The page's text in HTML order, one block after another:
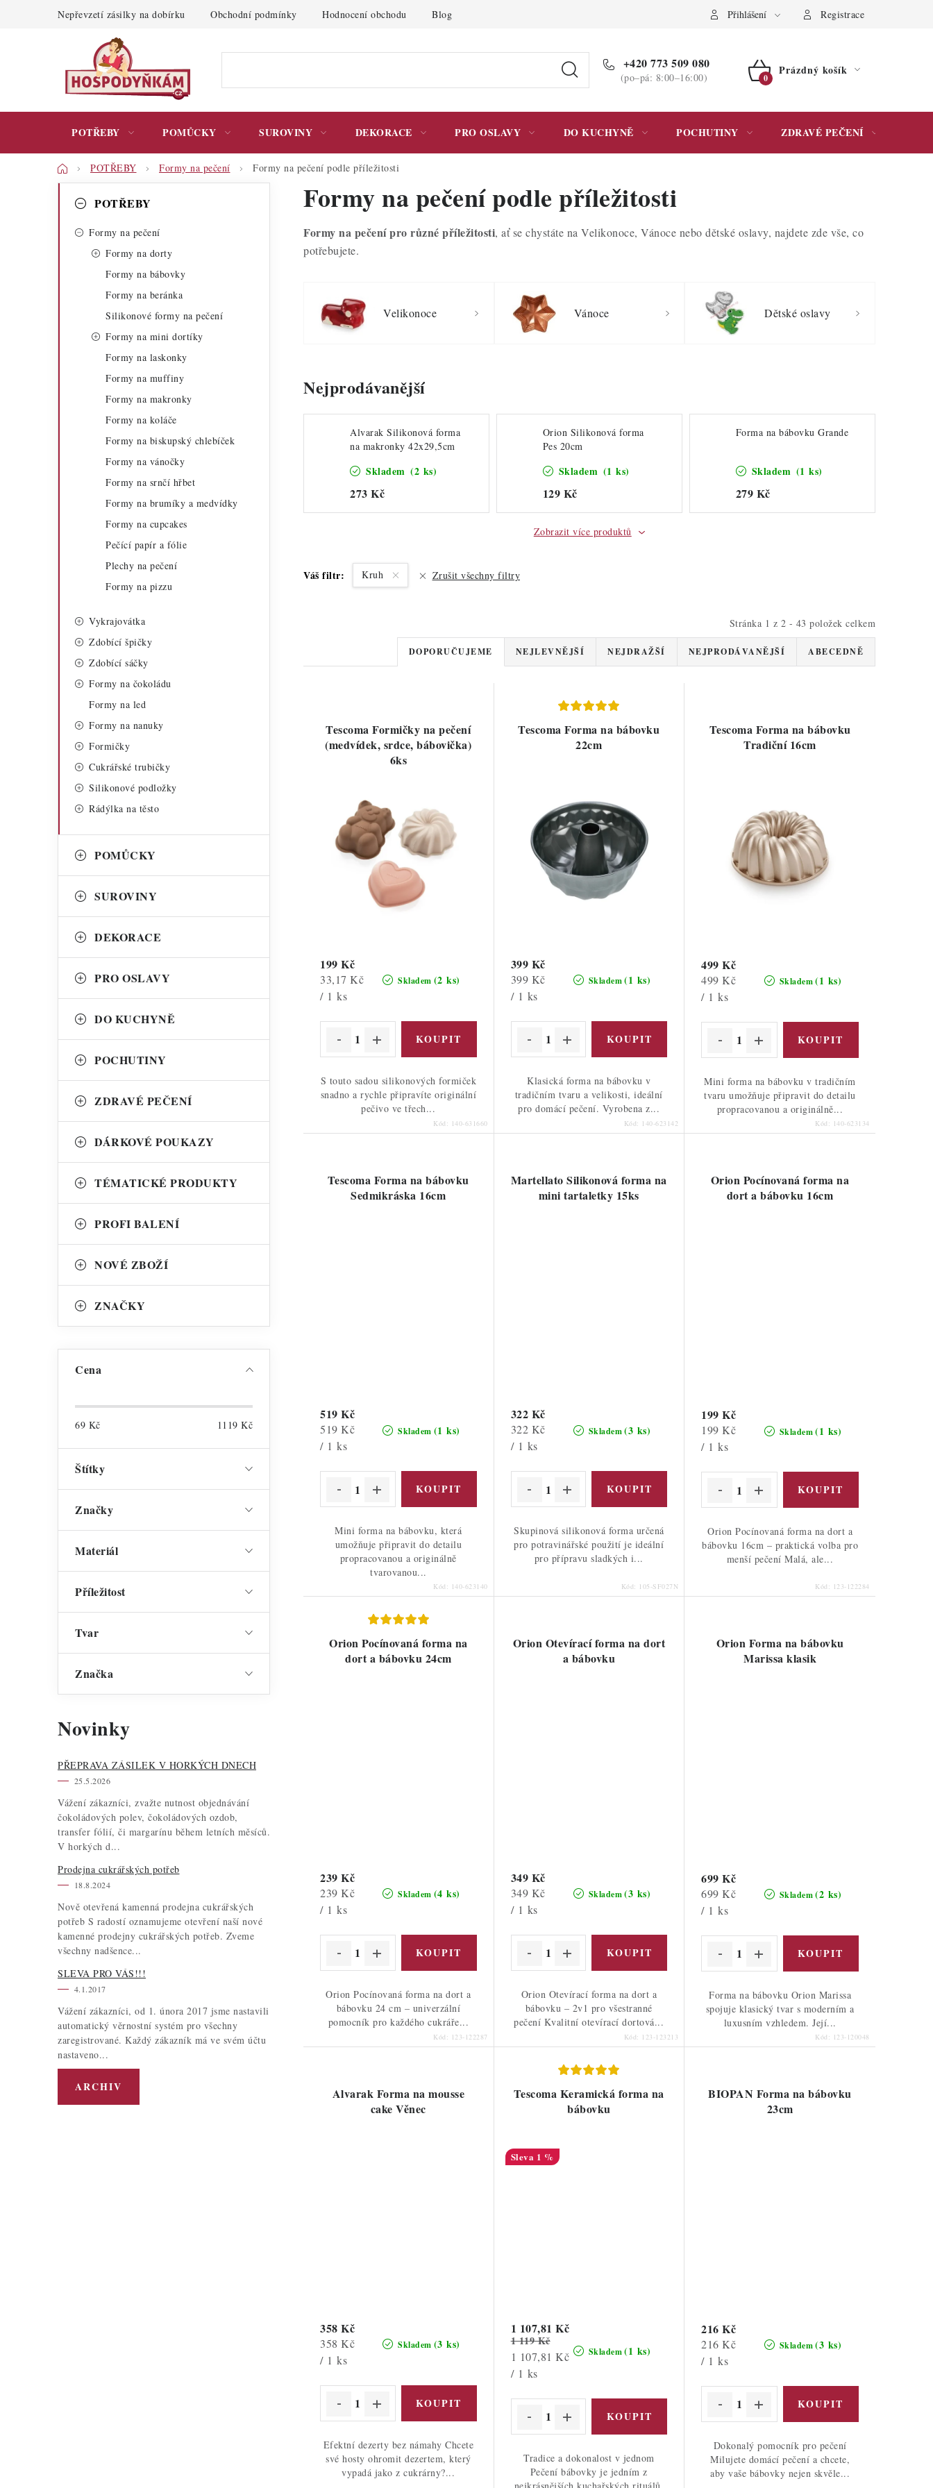
Nepřevzetí zásilky na dobírku Obchodní podmínky Hodnocení obchodu Blog Podmínky ochrany osobních údajů Přihlášení Registrace
+420 773 509 080
(po–pá: 8:00–16:00)
NÁKUPNÍ
Prázdný košík
POTŘEBY POMŮCKY SUROVINY DEKORACE PRO OSLAVY DO KUCHYNĚ POCHUTINY ZDRAVÉ PEČENÍ
DomůPOTŘEBY Formy na pečení Formy na pečení podle příležitosti
kategoriePOTŘEBY
Formy na pečení
Formy na dorty
Formy na bábovky
Formy na beránka
Silikonové formy na pečení
Formy na mini dortíky
Formy na laskonky
Formy na muffiny
Formy na makronky
Formy na koláče
Formy na biskupský chlebíček
Formy na vánočky
Formy na srnčí hřbet
Formy na brumíky a medvídky
Formy na cupcakes
Pečící papír a fólie
Plechy na pečení
Formy na pizzu
Vykrajovátka
Zdobící špičky
Zdobící sáčky
Formy na čokoládu
Formy na led
Formy na nanuky
Formičky
Cukrářské trubičky
Silikonové podložky
Rádýlka na těsto
POMŮCKY
SUROVINY
DEKORACE
PRO OSLAVY
DO KUCHYNĚ
POCHUTINY
ZDRAVÉ PEČENÍ
DÁRKOVÉ POUKAZY
TÉMATICKÉ PRODUKTY
PROFI BALENÍ
NOVÉ ZBOŽÍ
ZNAČKY
Cena
69 Kč 1119 Kč
Štítky
Značky
Materiál
Příležitost
Tvar
Značka
Novinky
PŘEPRAVA ZÁSILEK V HORKÝCH DNECH
25.5.2026
Vážení zákazníci, zvažte nutnost objednávání
čokoládových polev, čokoládových ozdob,
transfer fólií, či margarínu během letních měsíců.
V horkých d...
Prodejna cukrářských potřeb
18.8.2024
Nově otevřená kamenná prodejna cukrářských
potřeb S radostí oznamujeme otevření naší nové
kamenné prodejny cukrářských potřeb. Zveme
všechny nadšence...
SLEVA PRO VÁS!!!
4.1.2017
Vážení zákazníci, od 1. února 2017 jsme nastavili
automatický věrnostní systém pro všechny
zaregistrované. Každý zákazník má ve svém účtu
nastaveno...
ARCHIV
Formy na pečení podle příležitosti
Formy na pečení pro různé příležitosti, ať se chystáte na Velikonoce, Vánoce nebo dětské oslavy, najdete zde vše, co
potřebujete.
Velikonoce Vánoce Dětské oslavy
Nejprodávanější
Alvarak Silikonová forma
na makronky 42x29,5cm
Skladem (2 ks)
273 Kč
Orion Silikonová forma
Pes 20cm
Skladem (1 ks)
129 Kč
Forma na bábovku Grande
Skladem (1 ks)
279 Kč
Zobrazit více produktů
Váš filtr: Kruh Zrušit všechny filtry
Stránka 1 z 2 - 43 položek celkem
Ř
a
e
n
r
o
d
u
ů
DOPORUČUJEME NEJLEVNĚJŠÍ NEJDRAŽŠÍ NEJPRODÁVANĚJŠÍ ABECEDNĚ
Tescoma Formičky na pečení
(medvídek, srdce, bábovička)
6ks
Skladem (2 ks)
199 Kč
Měrná
cena:
33,17 Kč
/ 1 ks
S touto sadou silikonových formiček
snadno a rychle připravíte originální
pečivo ve třech...
Kód: 140-631660
Tescoma Forma na bábovku
22cm
Skladem (1 ks)
399 Kč
Měrná
cena:
399 Kč
/ 1 ks
Klasická forma na bábovku v
tradičním tvaru a velikosti, ideální
pro domácí pečení. Vyrobena z...
Kód: 140-623142
Tescoma Forma na bábovku
Tradiční 16cm
Skladem (1 ks)
499 Kč
Měrná
cena:
499 Kč
/ 1 ks
Mini forma na bábovku v tradičním
tvaru umožňuje připravit do detailu
propracovanou a originálně...
Kód: 140-623134
Tescoma Forma na bábovku
Sedmikráska 16cm
Skladem (1 ks)
519 Kč
Měrná
cena:
519 Kč
/ 1 ks
Mini forma na bábovku, která
umožňuje připravit do detailu
propracovanou a originálně
tvarovanou...
Kód: 140-623140
Martellato Silikonová forma na
mini tartaletky 15ks
Skladem (3 ks)
322 Kč
Měrná
cena:
322 Kč
/ 1 ks
Skupinová silikonová forma určená
pro potravinářské použití je ideální
pro přípravu sladkých i...
Kód: 105-SF027N
Orion Pocínovaná forma na
dort a bábovku 16cm
Skladem (1 ks)
199 Kč
Měrná
cena:
199 Kč
/ 1 ks
Orion Pocínovaná forma na dort a
bábovku 16cm – praktická volba pro
menší pečení Malá, ale...
Kód: 123-122284
Orion Pocínovaná forma na
dort a bábovku 24cm
Skladem (4 ks)
239 Kč
Měrná
cena:
239 Kč
/ 1 ks
Orion Pocínovaná forma na dort a
bábovku 24 cm – univerzální
pomocník pro každého cukráře...
Kód: 123-122287
Orion Otevírací forma na dort
a bábovku
Skladem (3 ks)
349 Kč
Měrná
cena:
349 Kč
/ 1 ks
Orion Otevírací forma na dort a
bábovku – 2v1 pro všestranné
pečení Kvalitní otevírací dortová...
Kód: 123-123213
Orion Forma na bábovku
Marissa klasik
Skladem (2 ks)
699 Kč
Měrná
cena:
699 Kč
/ 1 ks
Forma na bábovku Orion Marissa
spojuje klasický tvar s moderním a
luxusním vzhledem. Její...
Kód: 123-120048
Alvarak Forma na mousse
cake Věnec
Skladem (3 ks)
358 Kč
Měrná
cena:
358 Kč
/ 1 ks
Efektní dezerty bez námahy Chcete
své hosty ohromit dezertem, který
vypadá jako z cukrárny?...
Tescoma Keramická forma na
bábovku
1 %
Skladem (1 ks)
1 107,81 Kč
1 119 Kč
Měrná
cena:
1 107,81 Kč
/ 1 ks
Tradice a dokonalost v jednom
Pečení bábovky je jedním z
nejkrásnějších kuchařských rituálů.
BIOPAN Forma na bábovku
23cm
Skladem (3 ks)
216 Kč
Měrná
cena:
216 Kč
/ 1 ks
Dokonalý pomocník pro pečení
Milujete domácí pečení a chcete,
aby vaše bábovky nejen skvěle...